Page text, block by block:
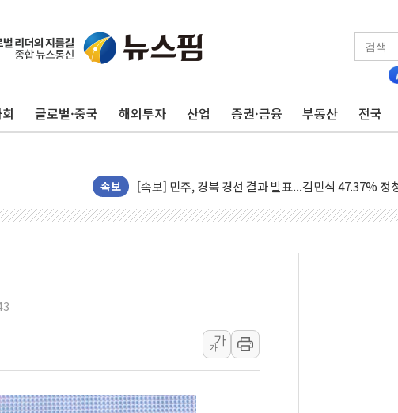
글로벌·중국 해외투자 산업 증권·금융 부동산 전국
속보
[종합] 김민석, 정청래에 누적 '1.48%p' 차 선두 유지
민주당 경북도당위원장에 오중기 당선...합산득표율
김민석, 강원·대구·경북 경선서 정청래에 승리…金
[속보] 민주, 강원·대구·경북 경선 결과...김민석
[속보] 민주, 대구 경선 결과 발표...정청래 47.82%
[속보] 민주, 강원 경선 결과 발표...김민석 50.30%
최태원, 노소영에 9440억 지급 확정되나…재상고 앞두
병무청, 보충역 전면 손질… 예술·체육요원 최대 33%
홈플러스發 대형마트 판매, 역대 최대폭 감소한
윤준병·이해민 의원, '정부 특사'로 콜롬비아 대통령 취
'호우·산사태 주의보' 울진 시간당 30mm 강한 비...호
가
가